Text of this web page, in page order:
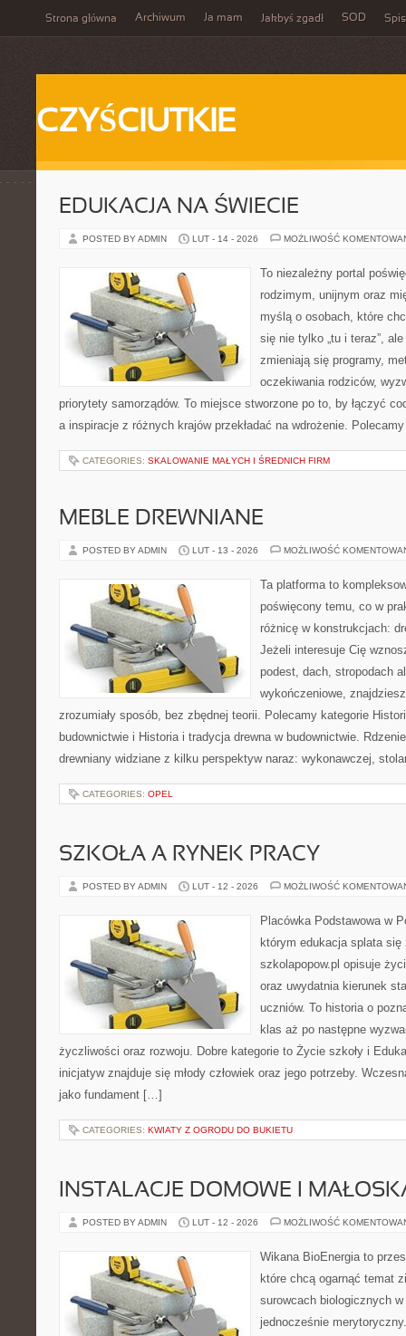
Strona główna Archiwum Ja mam Jakbyś zgadł SOD
CZYŚCIUTKIE
EDUKACJA NA ŚWIECIE
POSTED BY ADMIN LUT - 14 - 2026 MOŻLIWOŚĆ
To niezależny portal
rodzimym, unijnym oraz
myślą o osobach, które
się nie tylko „tu i teraz”,
zmieniają się programy,
oczekiwania rodziców,
priorytety samorządów. To miejsce stworzone po to, by łączyć
a inspiracje z różnych krajów przekładać na wdrożenie.
CATEGORIES: SKALOWANIE MAŁYCH I ŚREDNICH FIRM
MEBLE DREWNIANE
POSTED BY ADMIN LUT - 13 - 2026 MOŻLIWOŚĆ
Ta platforma to
poświęcony temu, co w
różnicę w konstrukcjach:
Jeżeli interesuje Cię
podest, dach, stropodach
wykończeniowe,
zrozumiały sposób, bez zbędnej teorii. Polecamy kategorie
budownictwie i Historia i tradycja drewna w budownictwie.
drewniany widziane z kilku perspektyw naraz: wykonawczej,
CATEGORIES: OPEL
SZKOŁA A RYNEK PRACY
POSTED BY ADMIN LUT - 12 - 2026 MOŻLIWOŚĆ
Placówka Podstawowa w
którym edukacja splata
szkolapopow.pl opisuje
oraz uwydatnia kierunek
uczniów. To historia o
klas aż po następne
życzliwości oraz rozwoju. Dobre kategorie to Życie szkoły i
inicjatyw znajduje się młody człowiek oraz jego potrzeby.
jako fundament […]
CATEGORIES: KWIATY Z OGRODU DO BUKIETU
INSTALACJE DOMOWE I
POSTED BY ADMIN LUT - 12 - 2026 MOŻLIWOŚĆ
Wikana BioEnergia to
które chcą ogarnąć temat
surowcach biologicznych
jednocześnie